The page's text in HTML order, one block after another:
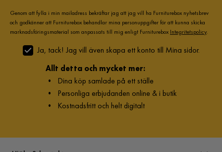
Genom att fylla i min mailadress bekräftar jag att jag vill ha Furniturebox nyhetsbrev
och godkänner att Furniturebox behandlar mina personuppgifter för att kunna skicka
marknadsföringsmaterial som anpassats till mig enligt Furniturebox Integritetspolicy.
Ja, tack! Jag vill även skapa ett konto till Mina sidor.
Allt detta och mycket mer:
• Dina köp samlade på ett ställe
• Personliga erbjudanden online & i butik
• Kostnadsfritt och helt digitalt